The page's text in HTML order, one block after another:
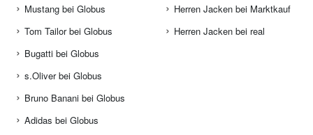
Mustang bei Globus
Tom Tailor bei Globus
Bugatti bei Globus
s.Oliver bei Globus
Bruno Banani bei Globus
Adidas bei Globus
Herren Jacken bei Marktkauf
Herren Jacken bei real